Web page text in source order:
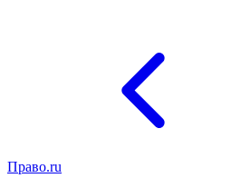
Право.ru